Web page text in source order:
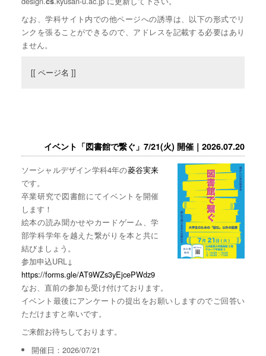
なお、学科サイト内での他ページへの誘導は、以下の形式でリ
ンクを張ることができるので、アドレスを記載する必要はあり
ません。
[[ ページ名 ]]
イベント「図書館で繋ぐ」7/21(火) 開催｜2026.07.20
ソーシャルデザイン学科4年の菱谷実来
です。
卒業研究で図書館にてイベントを開催
します！
絵本の読み聞かせやカードゲーム、学
部学科学年を越えた繋がりを本と共に
結びましょう。
参加申込URL↓
https://forms.gle/AT9WZs3yEjcePWdz9
なお、直前の参加も受け付けております。
イベント最後にアンケートの提出をお願いしますのでご回答い
ただけますと幸いです。
ご来館お待ちしております。
開催日：2026/07/21